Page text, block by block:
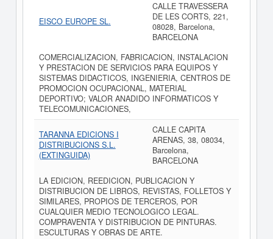
EISCO EUROPE SL.
CALLE TRAVESSERA
DE LES CORTS, 221,
08028, Barcelona,
BARCELONA
COMERCIALIZACION, FABRICACION, INSTALACION
Y PRESTACION DE SERVICIOS PARA EQUIPOS Y
SISTEMAS DIDACTICOS, INGENIERIA, CENTROS DE
PROMOCION OCUPACIONAL, MATERIAL
DEPORTIVO; VALOR ANADIDO INFORMATICOS Y
TELECOMUNICACIONES,
TARANNA EDICIONS I
DISTRIBUCIONS S.L.
(EXTINGUIDA)
CALLE CAPITA
ARENAS, 38, 08034,
Barcelona,
BARCELONA
LA EDICION, REEDICION, PUBLICACION Y
DISTRIBUCION DE LIBROS, REVISTAS, FOLLETOS Y
SIMILARES, PROPIOS DE TERCEROS, POR
CUALQUIER MEDIO TECNOLOGICO LEGAL.
COMPRAVENTA Y DISTRIBUCION DE PINTURAS.
ESCULTURAS Y OBRAS DE ARTE.